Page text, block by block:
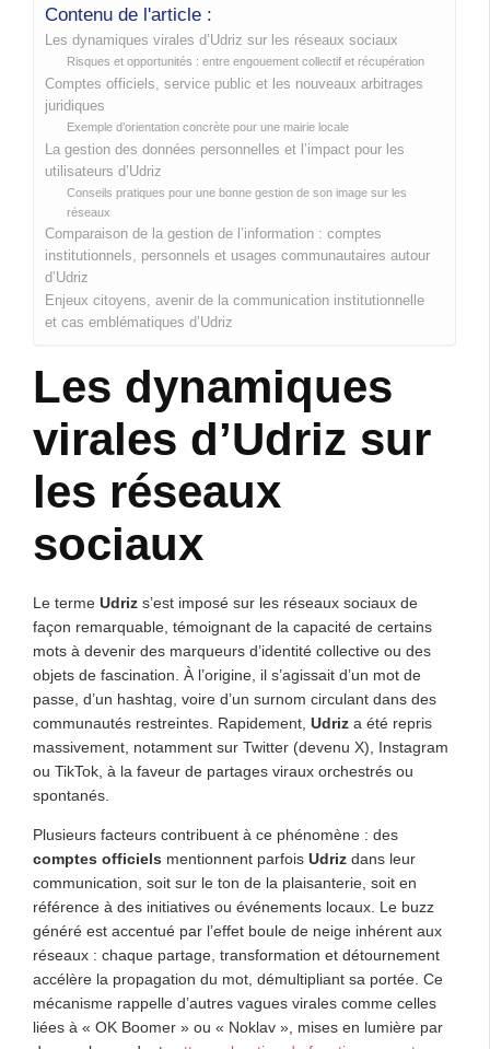
Contenu de l'article :
Les dynamiques virales d’Udriz sur les réseaux sociaux
Risques et opportunités : entre engouement collectif et récupération
Comptes officiels, service public et les nouveaux arbitrages
juridiques
Exemple d’orientation concrète pour une mairie locale
La gestion des données personnelles et l’impact pour les
utilisateurs d’Udriz
Conseils pratiques pour une bonne gestion de son image sur les
réseaux
Comparaison de la gestion de l’information : comptes
institutionnels, personnels et usages communautaires autour
d’Udriz
Enjeux citoyens, avenir de la communication institutionnelle
et cas emblématiques d’Udriz
Les dynamiques
virales d’Udriz sur
les réseaux
sociaux
Le terme Udriz s’est imposé sur les réseaux sociaux de
façon remarquable, témoignant de la capacité de certains
mots à devenir des marqueurs d’identité collective ou des
objets de fascination. À l’origine, il s’agissait d’un mot de
passe, d’un hashtag, voire d’un surnom circulant dans des
communautés restreintes. Rapidement, Udriz a été repris
massivement, notamment sur Twitter (devenu X), Instagram
ou TikTok, à la faveur de partages viraux orchestrés ou
spontanés.
Plusieurs facteurs contribuent à ce phénomène : des
comptes officiels mentionnent parfois Udriz dans leur
communication, soit sur le ton de la plaisanterie, soit en
référence à des initiatives ou événements locaux. Le buzz
généré est accentué par l’effet boule de neige inhérent aux
réseaux : chaque partage, transformation et détournement
accélère la propagation du mot, démultipliant sa portée. Ce
mécanisme rappelle d’autres vagues virales comme celles
liées à « OK Boomer » ou « Noklav », mises en lumière par